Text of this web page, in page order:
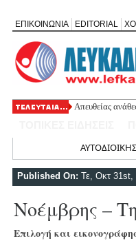
ΕΠΙΚΟΙΝΩΝΙΑ EDITORIAL
Απευθείας
Published On: Τε, Οκτ 31st,
Νοέμβρης –
Επιλογή και